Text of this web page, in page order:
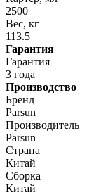
2500
Вес, кг
113.5
Гарантия
Гарантия
3 года
Производство
Бренд
Parsun
Производитель
Parsun
Страна
Китай
Сборка
Китай